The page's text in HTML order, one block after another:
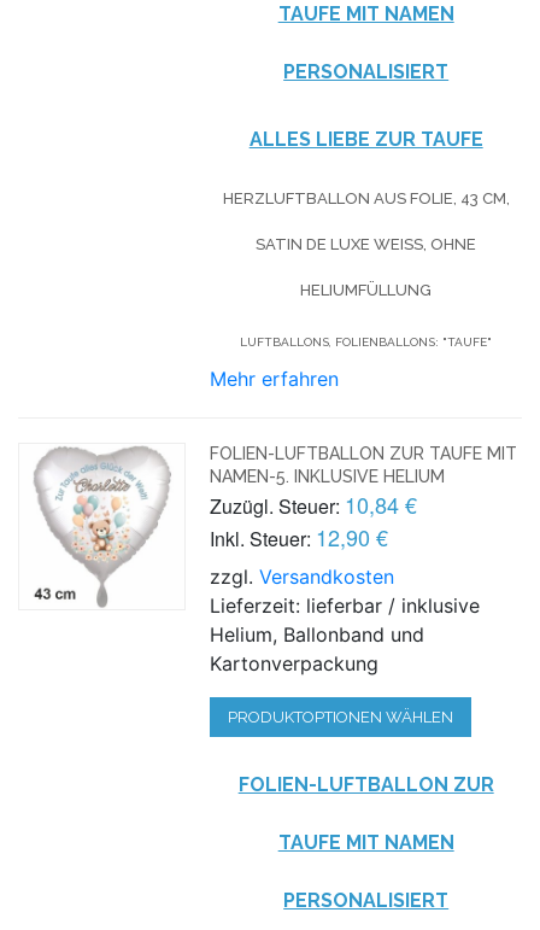
TAUFE MIT NAMEN
PERSONALISIERT
ALLES LIEBE ZUR TAUFE
HERZLUFTBALLON AUS FOLIE, 43 CM,
SATIN DE LUXE WEISS, OHNE H
ELIUMFÜLLUNG
LUFTBALLONS, FOLIENBALLONS: "TAUFE"
Mehr erfahren
FOLIEN-LUFTBALLON ZUR TAUFE MIT
NAMEN-5. INKLUSIVE HELIUM
Zuzügl. Steuer: 10,84 €
Inkl. Steuer: 12,90 €
zzgl.Versandkosten
Lieferzeit: lieferbar / inklusive
Helium, Ballonband und
Kartonverpackung
PRODUKTOPTIONEN WÄHLEN
FOLIEN-LUFTBALLON ZUR
TAUFE MIT NAMEN
PERSONALISIERT